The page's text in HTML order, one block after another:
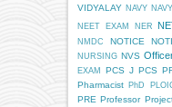
VIDYALAY NAVY
NEET EXAM NER
NMDC
NOTICE
NURSING NVS
EXAM
PCS J PCS
Pharmacist PhD
PRE Professor